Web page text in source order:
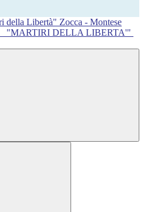
"MARTIRI DELLA LIBERTA'"